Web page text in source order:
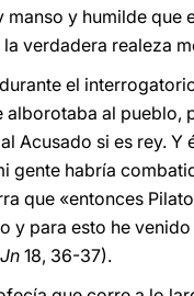
y humilde
verdadera realeza
el
alborotaba al
Acusado si es rey.
gente habría
que «entonces
y para esto he
Jn 18, 36-37).